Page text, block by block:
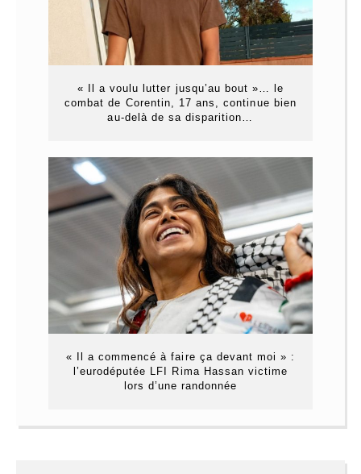
« Il a voulu lutter jusqu’au bout »… le
combat de Corentin, 17 ans, continue bien
au-delà de sa disparition…
« Il a commencé à faire ça devant moi » :
l’eurodéputée LFI Rima Hassan victime
lors d’une randonnée